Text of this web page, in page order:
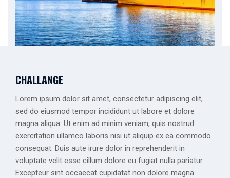
CHALLANGE
Lorem ipsum dolor sit amet, consectetur adipiscing elit,
sed do eiusmod tempor incididunt ut labore et dolore
magna aliqua. Ut enim ad minim veniam, quis nostrud
exercitation ullamco laboris nisi ut aliquip ex ea commodo
consequat. Duis aute irure dolor in reprehenderit in
voluptate velit esse cillum dolore eu fugiat nulla pariatur.
Excepteur sint occaecat cupidatat non dolore magna